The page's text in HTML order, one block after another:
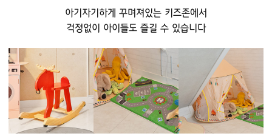
아기자기하게 꾸며져있는 키즈존에서
걱정없이 아이들도 즐길 수 있습니다